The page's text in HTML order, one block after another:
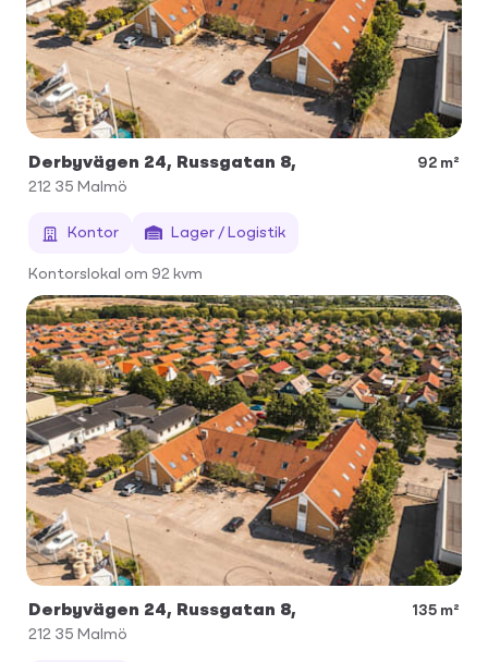
Derbyvägen 24, Russgatan 8,
92 m²
212 35 Malmö
Kontor Lager / Logistik
Kontorslokal om 92 kvm
Derbyvägen 24, Russgatan 8,
135 m²
212 35 Malmö